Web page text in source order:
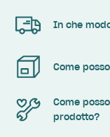
In che
Come
Come
prodotto?